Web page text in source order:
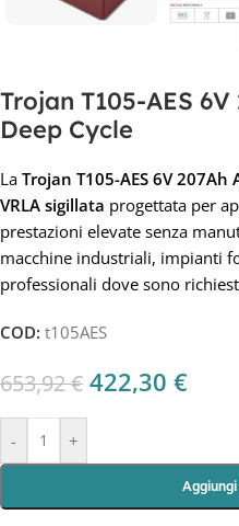
Trojan T105-AES
Deep Cycle
La Trojan T105-AES 6V 207Ah
VRLA sigillata progettata per
prestazioni elevate senza
macchine industriali, impianti
professionali dove sono
COD: t105AES
653,92€ 422,30 €
- +